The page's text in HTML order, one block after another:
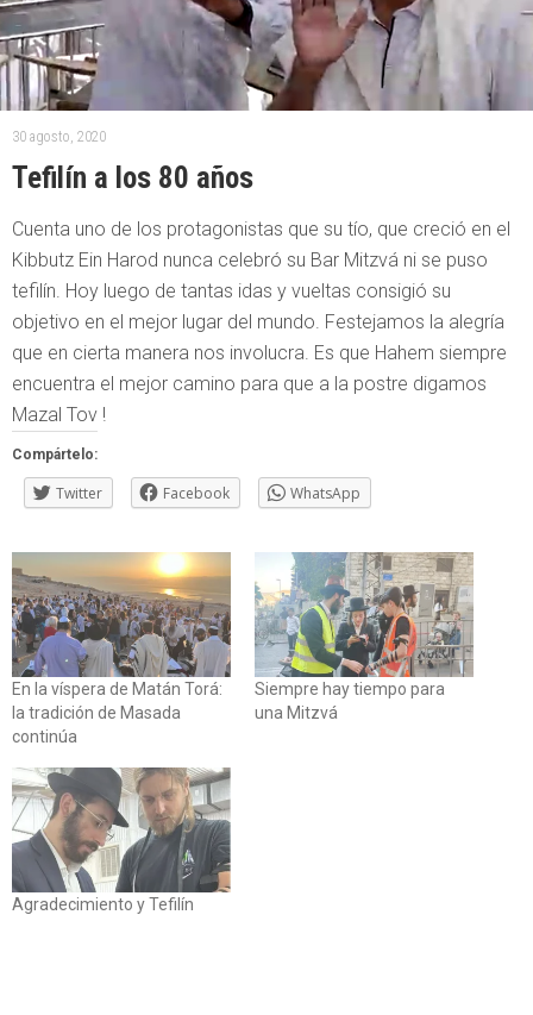
30 agosto, 2020
Tefilín a los 80 años
Cuenta uno de los protagonistas que su tío, que creció en el
Kibbutz Ein Harod nunca celebró su Bar Mitzvá ni se puso
tefilín. Hoy luego de tantas idas y vueltas consigió su
objetivo en el mejor lugar del mundo. Festejamos la alegría
que en cierta manera nos involucra. Es que Hahem siempre
encuentra el mejor camino para que a la postre digamos
Mazal Tov !
Compártelo:
Twitter Facebook WhatsApp
En la víspera de Matán Torá:
la tradición de Masada
continúa
Siempre hay tiempo para
una Mitzvá
Agradecimiento y Tefilín